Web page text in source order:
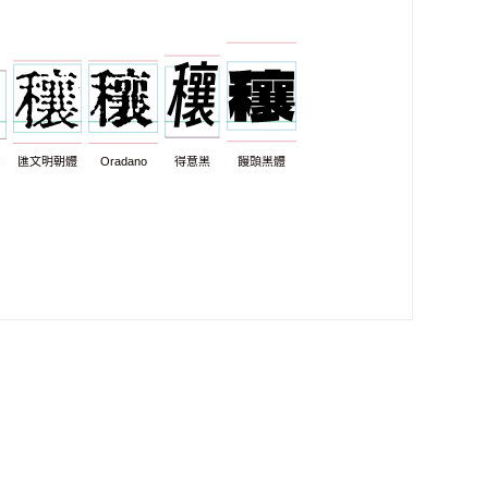
匯文明朝體 Oradano 得意黑 饅頭黑體